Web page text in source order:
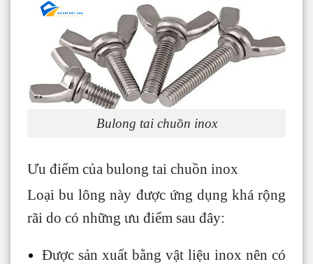
Bulong tai chuồn inox
Ưu điểm của bulong tai chuồn inox
Loại bu lông này được ứng dụng khá rộng
rãi do có những ưu điểm sau đây:
Được sản xuất bằng vật liệu inox nên có